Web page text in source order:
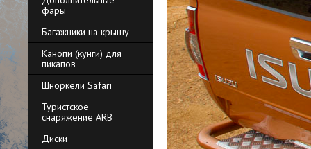
фары
Багажники на крышу
Канопи (кунги) для
пикапов
Шноркели Safari
Туристское
снаряжение ARB
Диски